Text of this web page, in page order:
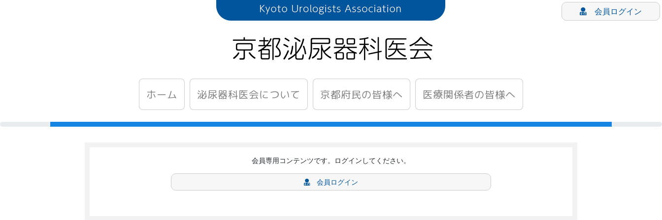
会員ログイン
ホーム 泌尿器科医会について 京都府民の皆様へ 医療関係者の皆様へ
会員専用コンテンツです。ログインしてください。
会員ログイン